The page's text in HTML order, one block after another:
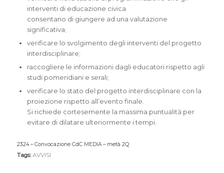
interventi di educazione civica
consentano di giungere ad una valutazione
significativa;
verificare lo svolgimento degli interventi del progetto
interdisciplinare;
raccogliere le informazioni dagli educatori rispetto agli
studi pomeridiani e serali;
verificare lo stato del progetto interdisciplinare con la
proiezione rispetto all’evento finale.
Si richiede cortesemente la massima puntualità per
evitare di dilatare ulteriormente i tempi.
2324 – Convocazione CdC MEDIA – metà 2Q
Tags: AVVISI